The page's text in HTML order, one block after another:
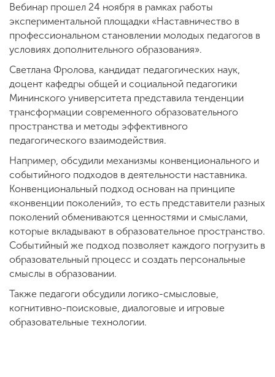
Вебинар прошел 24 ноября в рамках работы
экспериментальной площадки «Наставничество в
профессиональном становлении молодых педагогов в
условиях дополнительного образования».
Светлана Фролова, кандидат педагогических наук,
доцент кафедры общей и социальной педагогики
Мининского университета представила тенденции
трансформации современного образовательного
пространства и методы эффективного
педагогического взаимодействия.
Например, обсудили механизмы конвенционального и
событийного подходов в деятельности наставника.
Конвенциональный подход основан на принципе
«конвенции поколений», то есть представители разных
поколений обмениваются ценностями и смыслами,
которые вкладывают в образовательное пространство.
Событийный же подход позволяет каждого погрузить в
образовательный процесс и создать персональные
смыслы в образовании.
Также педагоги обсудили логико-смысловые,
когнитивно-поисковые, диалоговые и игровые
образовательные технологии.